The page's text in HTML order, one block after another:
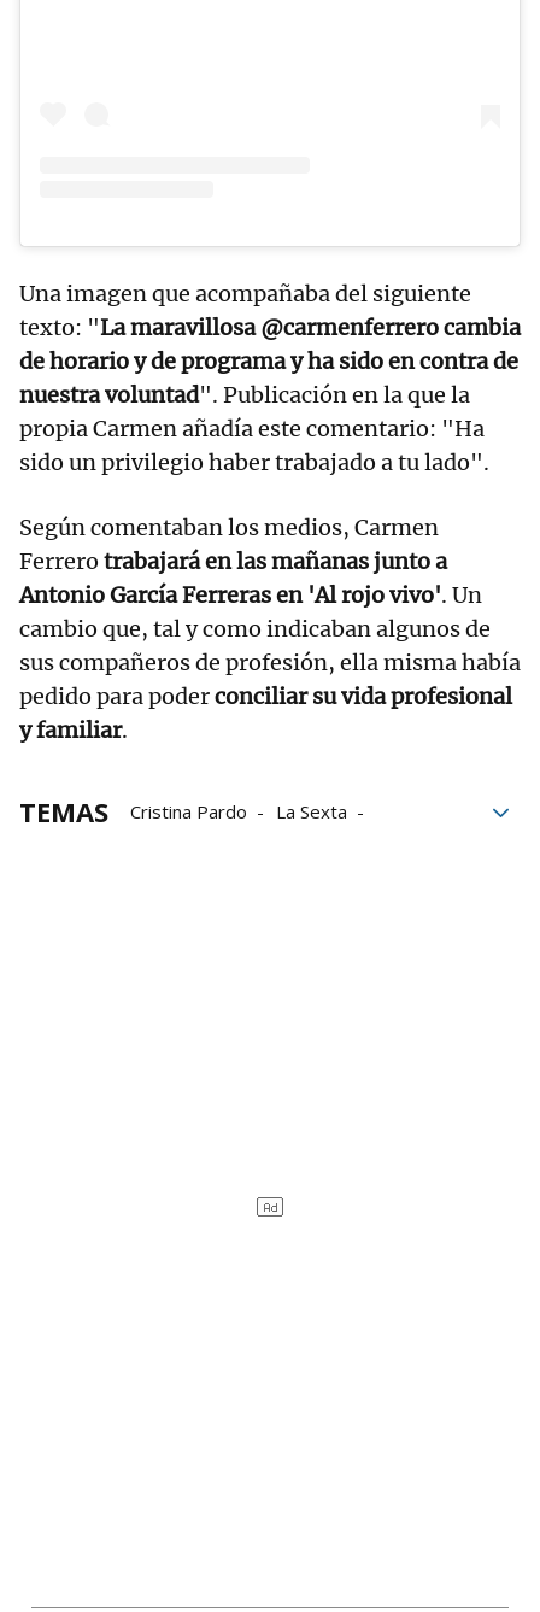
Una imagen que acompañaba del siguiente
texto: "La maravillosa @carmenferrero cambia
de horario y de programa y ha sido en contra de
nuestra voluntad". Publicación en la que la
propia Carmen añadía este comentario: "Ha
sido un privilegio haber trabajado a tu lado".
Según comentaban los medios, Carmen
Ferrero trabajará en las mañanas junto a
Antonio García Ferreras en 'Al rojo vivo'. Un
cambio que, tal y como indicaban algunos de
sus compañeros de profesión, ella misma había
pedido para poderconciliar su vida profesional
y familiar.
TEMAS Cristina Pardo
La Sexta